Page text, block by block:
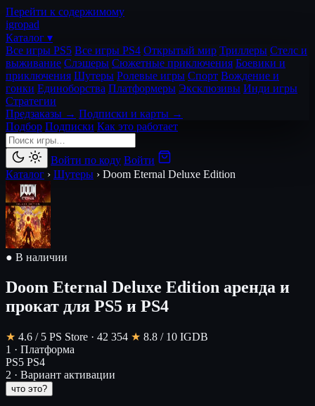
Перейти к содержимому
igropad
Каталог ▾
Все игры PS5 Все игры PS4 Открытый мир Триллеры Стелс и
выживание Слэшеры Сюжетные приключения Боевики и
приключения Шутеры Ролевые игры Спорт Вождение и
гонки Единоборства Платформеры Эксклюзивы Инди игры
Стратегии
Предзаказы → Подписки и карты →
Подбор Подписки Как это работает
Войти по коду Войти
Каталог › Шутеры › Doom Eternal Deluxe Edition
● В наличии
Doom Eternal Deluxe Edition аренда и
прокат для PS5 и PS4
★ 4.6 / 5 PS Store · 42 354 ★ 8.8 / 10 IGDB
1 · Платформа
PS5 PS4
2 · Вариант активации
что это?